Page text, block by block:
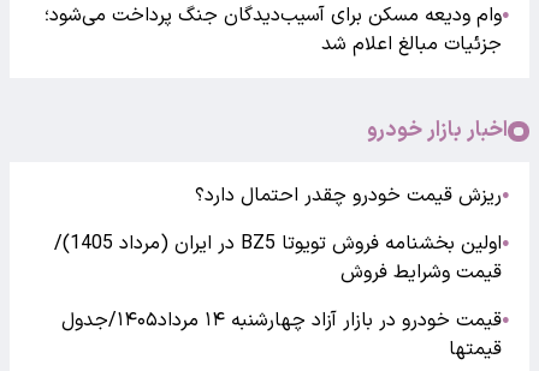
●وام ودیعه مسکن برای آسیب‌دیدگان جنگ پرداخت می‌شود؛
جزئیات مبالغ اعلام شد
اخبار بازار خودرو
●ریزش قیمت خودرو چقدر احتمال دارد؟
●
اولین بخشنامه فروش تویوتا BZ5 در ایران (مرداد 1405)/
قیمت وشرایط فروش
●
قیمت خودرو در بازار آزاد چهارشنبه ۱۴ مرداد۱۴۰۵/جدول
قیمتها